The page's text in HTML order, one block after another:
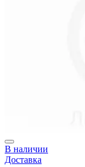
В наличии
Доставка